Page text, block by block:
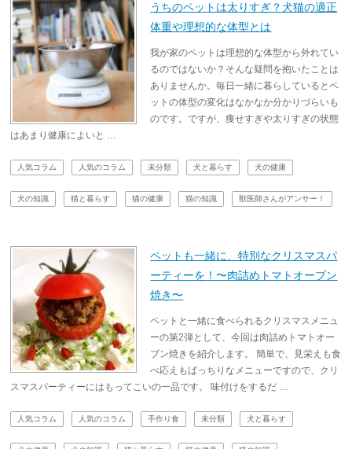
うちのペットは太りすぎ？犬猫の適正
体重や理想的な体型とは
我が家のペットは理想的な体型から外れてい
るのではないか？そんな疑問を抱いたことは
ありませんか。毎日一緒に暮らしているとペ
ットの体型の変化はなかなか分かりづらいも
のです。ですが、痩せすぎや太りすぎの状態
はあまり健康によいと …
人気コラム 人気のコラム 未分類 犬と暮らす 犬の健康
犬の知識 猫と暮らす 猫の健康 猫の知識 獣医師さんがアンサー！
ペットも一緒に、特別なクリスマスパ
ーティーを！〜肉詰めトマトオーブン
焼き〜
ペットと一緒に食べられるクリスマスメニュ
ーの第2弾として、今回は肉詰めトマトオー
ブン焼きを紹介します。 簡単で、見栄えも食
べ応えもばっちりなメニューですので、クリ
スマスパーティーにはもってこいの一品です。 味付けをするだ …
人気コラム 人気のコラム 手作り食 未分類 犬と暮らす